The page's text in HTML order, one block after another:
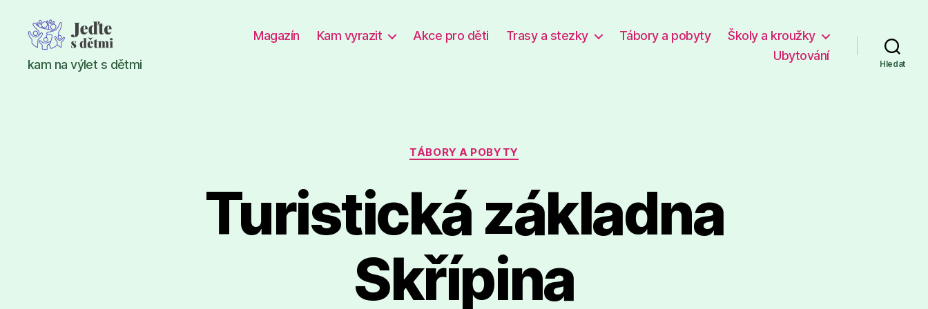
Jeďte
s
kam na výlet s dětmi
Magazín Kam vyrazit Akce pro děti Trasy a stezky Tábory a pobyty
Školy a kroužky
Ubytování
Hledat
Rubriky
TÁBORY A POBYTY
Turistická základna
Skřípina